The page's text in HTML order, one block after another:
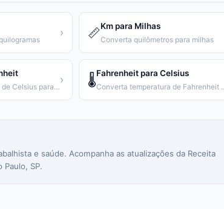
› 📏Km para Milhas
Converta quilômetros para milhas
Converta temperatura de Celsius para Fahrenheit
› 🌡️Fahrenheit para Celsius
Converta
e saúde. Acompanha as atualizações da Receita
Paulo, SP.